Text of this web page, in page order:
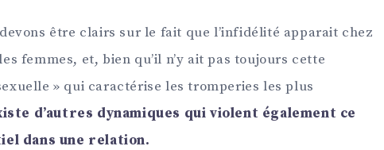
être clairs sur le fait que l’infidélité apparait chez
femmes, et, bien qu’il n’y ait pas toujours cette
» qui caractérise les tromperies les plus
d’autres dynamiques qui violent également ce
dans une relation.